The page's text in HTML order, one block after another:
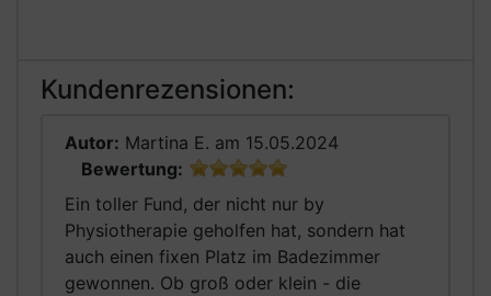
Kundenrezensionen:
Autor: Martina E. am 15.05.2024
Bewertung:
Ein toller Fund, der nicht nur by
Physiotherapie geholfen hat, sondern hat
auch einen fixen Platz im Badezimmer
gewonnen. Ob groß oder klein - die